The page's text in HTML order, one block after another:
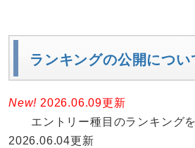
【各校顧問向け情報】
水泳部顧問の先生方へ
６月３日(水)の夏季記録会、
ます。
台風６号の接近により、神奈
校になることなど大きな影響
ランキングの公開につい
New! 2026.06.09更新
エントリー種目のランキング
2026.06.04更新